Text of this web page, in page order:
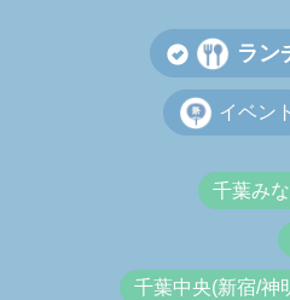
ラン
イベント
千葉み
千葉中央(新宿/神